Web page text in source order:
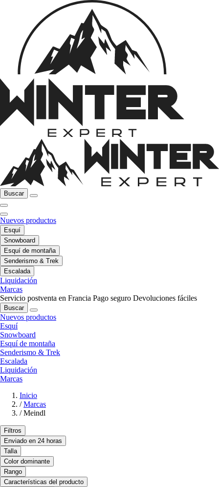
Buscar
Nuevos productos
Esquí
Snowboard
Esquí de montaña
Senderismo & Trek
Escalada
Liquidación
Marcas
Servicio postventa en Francia Pago seguro Devoluciones fáciles
Buscar
Nuevos productos
Esquí
Snowboard
Esquí de montaña
Senderismo & Trek
Escalada
Liquidación
Marcas
Inicio
/ Marcas
/ Meindl
Filtros
Enviado en 24 horas
Talla
Color dominante
Rango
Características del producto